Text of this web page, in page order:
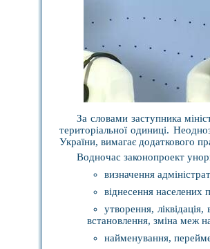
За словами заступника
територіальної одиниці.
України, вимагає додаткового
Водночас законопроект
визначення
віднесення населених
утворення,
встановлення, зміна меж
найменування,